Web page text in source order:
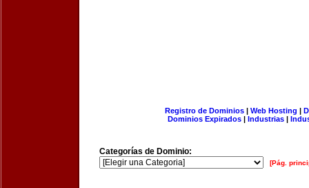
Registro de Dominios| Web Hosting |
Dominios Expirados | Industrias |
Categorías de Dominio:
[Pág.